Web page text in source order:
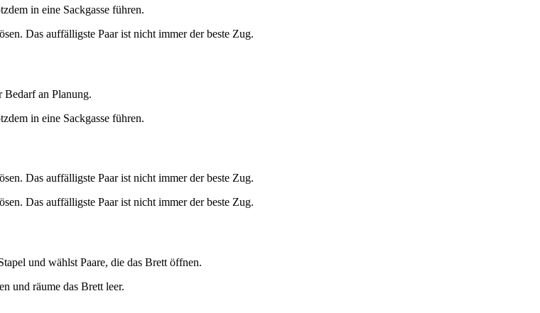
in eine Sackgasse führen.
Das auffälligste Paar ist nicht immer der beste Zug.
Bedarf an Planung.
in eine Sackgasse führen.
Das auffälligste Paar ist nicht immer der beste Zug.
Das auffälligste Paar ist nicht immer der beste Zug.
und wählst Paare, die das Brett öffnen.
und räume das Brett leer.